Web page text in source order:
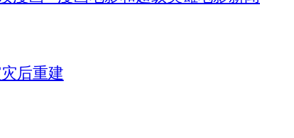
后重建